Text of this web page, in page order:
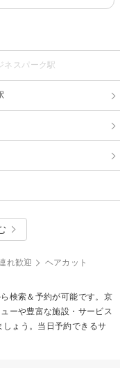
ネスパーク駅
れ歓迎 ヘアカット
検索＆予約が可能です。京
ーや豊富な施設・サービス
ょう。当日予約できるサ